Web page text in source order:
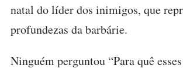
natal do líder dos inimigos, que
profundezas da barbárie.
Ninguém perguntou “Para quê